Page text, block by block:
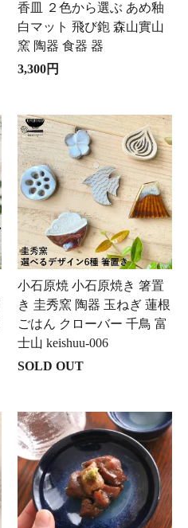
香皿 ２色から選ぶ あめ釉
白マット 飛び鉋 森山實山
窯 陶器 食器 器
3,300円
小石原焼 小石原焼き 箸置
き 圭秀窯 陶器 玉ねぎ 蓮根
ごはん クローバー 千鳥 富
士山 keishuu-006
SOLD OUT